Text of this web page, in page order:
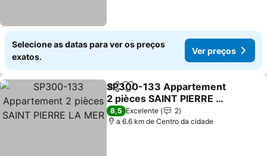
Selecione as datas para ver os preços
exatos.
Ver preços
PartilharAdicionar aos favoritos
SP300-133 Appartement
2 pièces SAINT PIERRE LA
MER
8,5 Excelente
2
a 6.6 km de Centro da cidade